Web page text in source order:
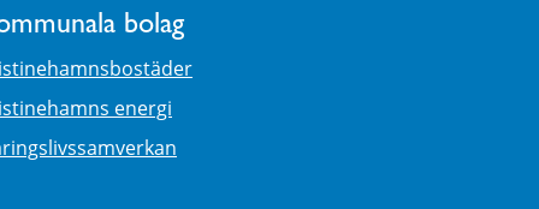
bolag
energi